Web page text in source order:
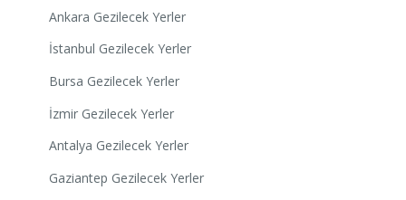
Ankara Gezilecek Yerler
İstanbul Gezilecek Yerler
Bursa Gezilecek Yerler
İzmir Gezilecek Yerler
Antalya Gezilecek Yerler
Gaziantep Gezilecek Yerler